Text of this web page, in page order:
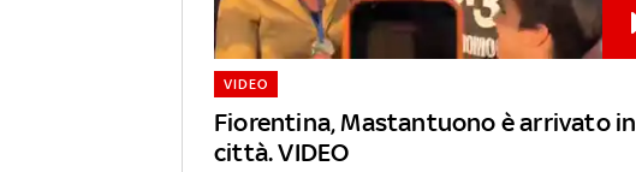
Fiorentina, Mastantuono è arrivato in
città. VIDEO
VIDEO